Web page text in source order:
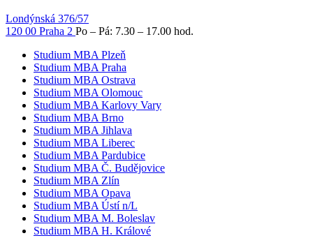
Londýnská 376/57
120 00 Praha 2 Po – Pá: 7.30 – 17.00 hod.
Studium MBA Plzeň
Studium MBA Praha
Studium MBA Ostrava
Studium MBA Olomouc
Studium MBA Karlovy Vary
Studium MBA Brno
Studium MBA Jihlava
Studium MBA Liberec
Studium MBA Pardubice
Studium MBA Č. Budějovice
Studium MBA Zlín
Studium MBA Opava
Studium MBA Ústí n/L
Studium MBA M. Boleslav
Studium MBA H. Králové